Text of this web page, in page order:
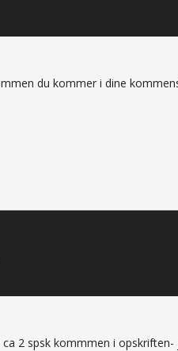
du kommer i dine
2 spsk kommmen i